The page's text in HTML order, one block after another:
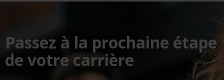
Passez à la prochaine étape
de votre carrière